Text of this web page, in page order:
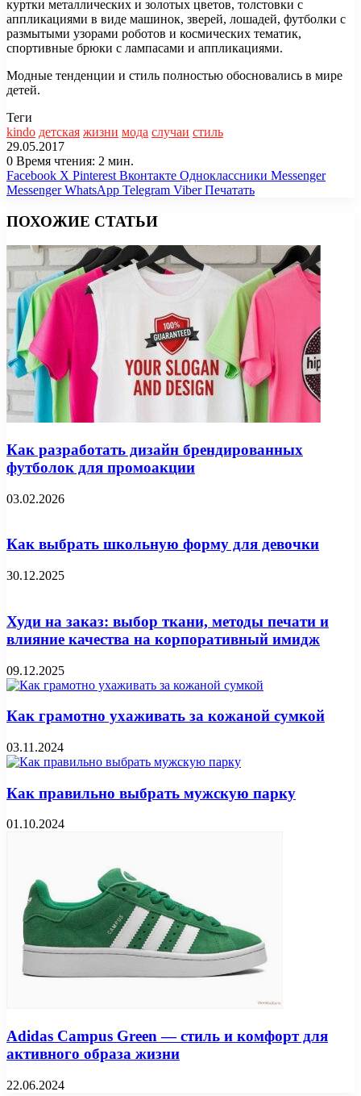
куртки металлических и золотых цветов, толстовки с
аппликациями в виде машинок, зверей, лошадей, футболки с
размытыми узорами роботов и космических тематик,
спортивные брюки с лампасами и аппликациями.
Модные тенденции и стиль полностью обосновались в мире
детей.
Теги
kindo детская жизни мода случаи стиль
29.05.2017
0 Время чтения: 2 мин.
Facebook X Pinterest Вконтакте Одноклассники Messenger
Messenger WhatsApp Telegram Viber Печатать
ПОХОЖИЕ СТАТЬИ
Как разработать дизайн брендированных
футболок для промоакции
03.02.2026
Как выбрать школьную форму для девочки
30.12.2025
Худи на заказ: выбор ткани, методы печати и
влияние качества на корпоративный имидж
09.12.2025
Как грамотно ухаживать за кожаной сумкой
03.11.2024
Как правильно выбрать мужскую парку
01.10.2024
Adidas Campus Green — стиль и комфорт для
активного образа жизни
22.06.2024